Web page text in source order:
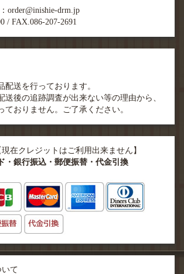
order@inishie-drm.jp
/ FAX.086-207-2691
配送を行っております。
後の追跡調査が出来ない等の理由から、
ておりません。ご了承ください。
在クレジットはご利用出来ません】
・銀行振込・郵便振替・代金引換
て